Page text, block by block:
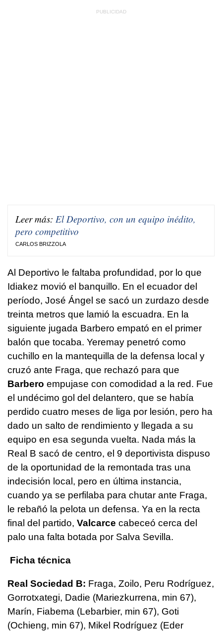
Leer más: El Deportivo, con un equipo inédito,
pero competitivo
CARLOS BRIZZOLA
Al Deportivo le faltaba profundidad, por lo que
Idiakez movió el banquillo. En el ecuador del
período, José Ángel se sacó un zurdazo desde
treinta metros que lamió la escuadra. En la
siguiente jugada Barbero empató en el primer
balón que tocaba. Yeremay penetró como
cuchillo en la mantequilla de la defensa local y
cruzó ante Fraga, que rechazó para que
Barbero empujase con comodidad a la red. Fue
el undécimo gol del delantero, que se había
perdido cuatro meses de liga por lesión, pero ha
dado un salto de rendimiento y llegada a su
equipo en esa segunda vuelta. Nada más la
Real B sacó de centro, el 9 deportivista dispuso
de la oportunidad de la remontada tras una
indecisión local, pero en última instancia,
cuando ya se perfilaba para chutar ante Fraga,
le rebañó la pelota un defensa. Ya en la recta
final del partido, Valcarce cabeceó cerca del
palo una falta botada por Salva Sevilla.
Ficha técnica
Real Sociedad B: Fraga, Zoilo, Peru Rodríguez,
Gorrotxategi, Dadie (Mariezkurrena, min 67),
Marín, Fiabema (Lebarbier, min 67), Goti
(Ochieng, min 67), Mikel Rodríguez (Eder